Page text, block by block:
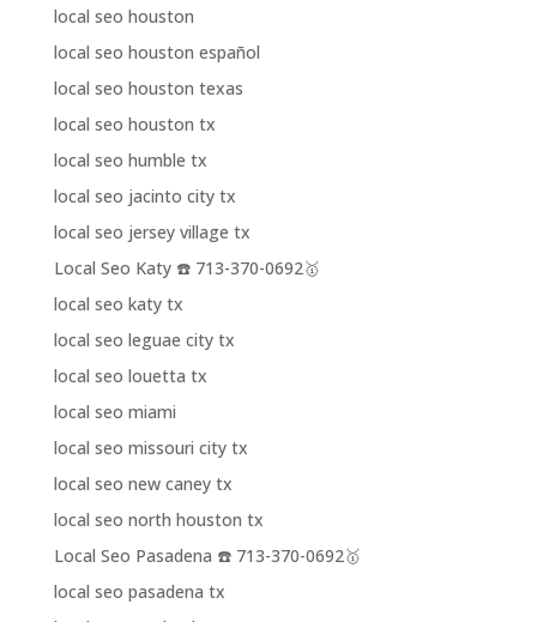
local seo houston
local seo houston español
local seo houston texas
local seo houston tx
local seo humble tx
local seo jacinto city tx
local seo jersey village tx
Local Seo Katy ☎️ 713-370-0692🥇
local seo katy tx
local seo leguae city tx
local seo louetta tx
local seo miami
local seo missouri city tx
local seo new caney tx
local seo north houston tx
Local Seo Pasadena ☎️ 713-370-0692🥇
local seo pasadena tx